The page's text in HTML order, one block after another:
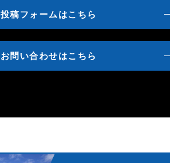
投稿フォームはこちら
お問い合わせはこちら